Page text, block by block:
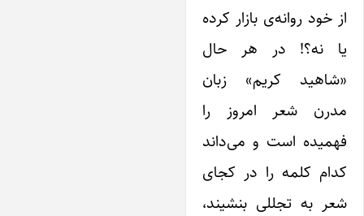
خود روانه‌ی بازار کرده
نه؟! در هر حال
کریم» زبان
شعر امروز را
است و می‌داند
کلمه را در کجای
به تجللی بنشیند،